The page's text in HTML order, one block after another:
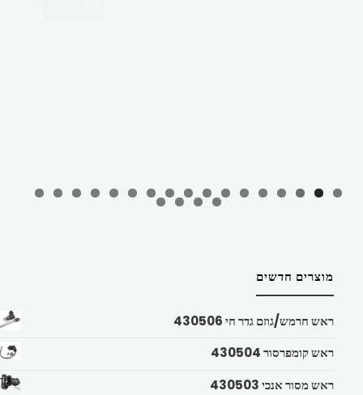
מוצרים חדשים
ראש חרמש/גוזם גדר חי 430506
ראש קומפרסור 430504
ראש מסור אנכי 430503